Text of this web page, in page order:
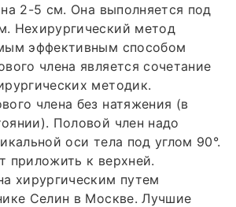
2-5 см. Она выполняется под
Нехирургический метод
эффективным способом
члена является сочетание
методик.
члена без натяжения (в
Половой член надо
оси тела под углом 90°.
приложить к верхней.
хирургическим путем
Селин в Москве. Лучшие